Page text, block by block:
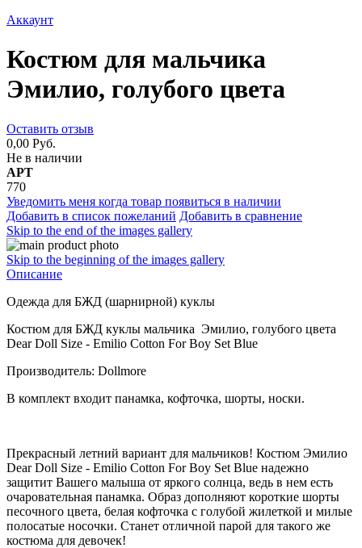
Аккаунт
Костюм для мальчика
Эмилио, голубого цвета
Оставить отзыв
0,00 Руб.
Не в наличии
АРТ
770
Уведомить меня когда товар появиться в наличии
Добавить в список пожеланий Добавить в сравнение
Skip to the end of the images gallery
Skip to the beginning of the images gallery
Описание
Одежда для БЖД (шарнирной) куклы
Костюм для БЖД куклы мальчика Эмилио, голубого цвета
Dear Doll Size - Emilio Cotton For Boy Set Blue
Производитель: Dollmore
В комплект входит панамка, кофточка, шорты, носки.
Прекрасный летний вариант для мальчиков! Костюм Эмилио
Dear Doll Size - Emilio Cotton For Boy Set Blue надежно
защитит Вашего малыша от яркого солнца, ведь в нем есть
очаровательная панамка. Образ дополняют короткие шорты
песочного цвета, белая кофточка с голубой жилеткой и милые
полосатые носочки. Станет отличной парой для такого же
костюма для девочек!